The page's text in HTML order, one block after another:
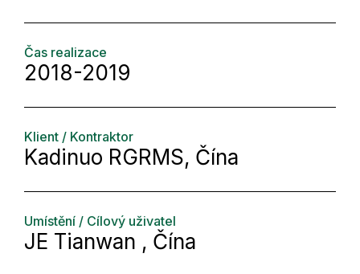
Čas realizace
2018-2019
Klient / Kontraktor
Kadinuo RGRMS, Čína
Umístění / Cílový uživatel
JE Tianwan , Čína